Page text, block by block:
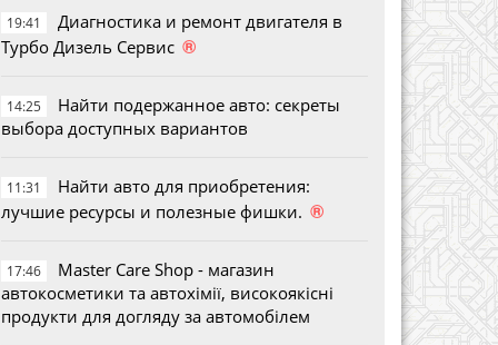
19:41
Диагностика и ремонт двигателя в
Турбо Дизель Сервис ®
14:25
Найти подержанное авто: секреты
выбора доступных вариантов
11:31
Найти авто для приобретения:
лучшие ресурсы и полезные фишки. ®
17:46
Master Care Shop - магазин
автокосметики та автохімії, високоякісні
продукти для догляду за автомобілем